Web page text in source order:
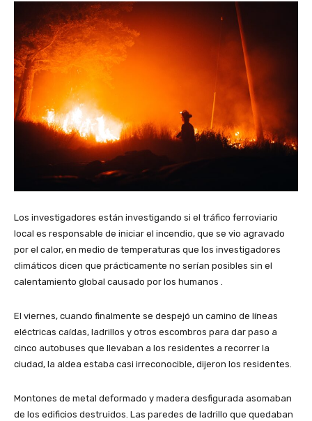
Los investigadores están investigando si el tráfico ferroviario
local es responsable de iniciar el incendio, que se vio agravado
por el calor, en medio de temperaturas que los investigadores
climáticos dicen que prácticamente no serían posibles sin el
calentamiento global causado por los humanos .
El viernes, cuando finalmente se despejó un camino de líneas
eléctricas caídas, ladrillos y otros escombros para dar paso a
cinco autobuses que llevaban a los residentes a recorrer la
ciudad, la aldea estaba casi irreconocible, dijeron los residentes.
Montones de metal deformado y madera desfigurada asomaban
de los edificios destruidos. Las paredes de ladrillo que quedaban